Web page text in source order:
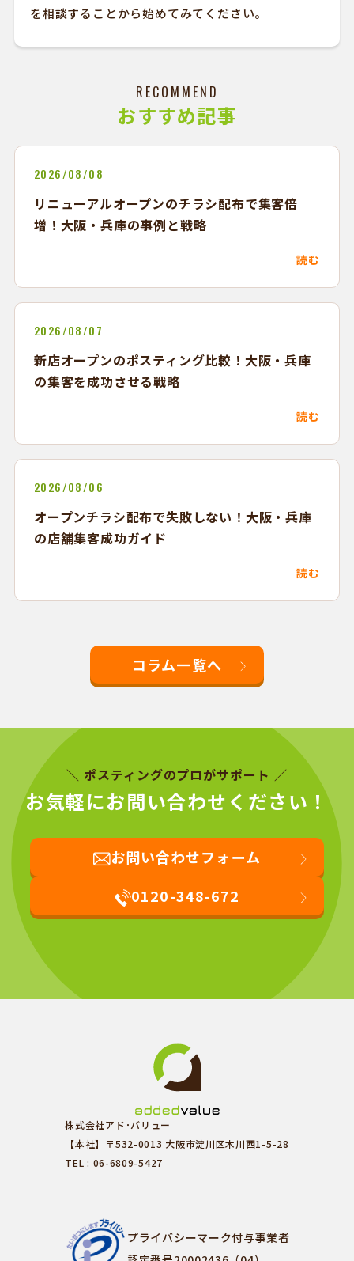
を相談することから始めてみてください。
RECOMMEND
おすすめ記事
2026/08/08
リニューアルオープンのチラシ配布で集客倍
増！大阪・兵庫の事例と戦略
読む
2026/08/07
新店オープンのポスティング比較！大阪・兵庫
の集客を成功させる戦略
読む
2026/08/06
オープンチラシ配布で失敗しない！大阪・兵庫
の店舗集客成功ガイド
読む
コラム一覧へ
＼ ポスティングのプロがサポート ／
お気軽にお問い合わせください！
お問い合わせフォーム
0120-348-672
株式会社アド･バリュー
【本社】〒532-0013 大阪市淀川区木川西1-5-28
TEL : 06-6809-5427
プライバシーマーク付与事業者